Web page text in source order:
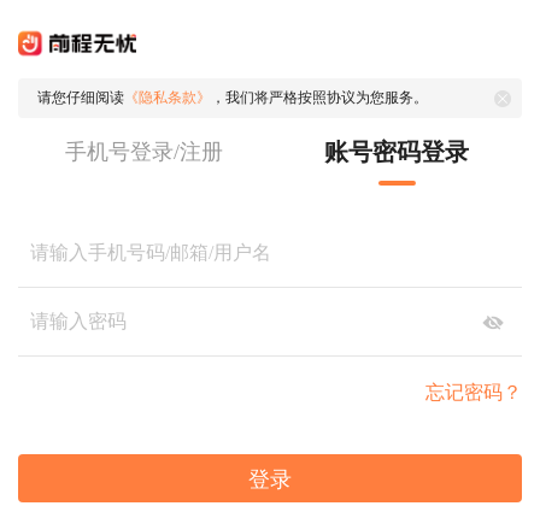
请您仔细阅读 《隐私条款》 ，我们将严格按照协议为您服务。
手机号登录/注册 账号密码登录
忘记密码？
登录